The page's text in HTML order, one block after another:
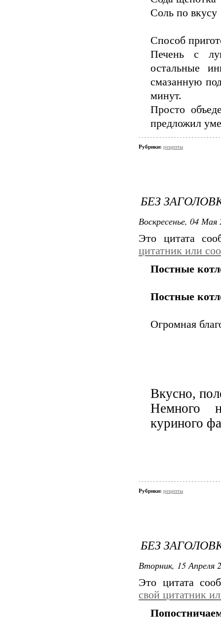
Соль по вкусу
Способ
Печень с
остальные
смазанную
минут.
Просто
предложил
Рубрики: рецепты
БЕЗ
Воскресенье, 04
Это цитата
цитатник или
Постные
Постные
Огромная
Вкусно,
Немного
куриного
Рубрики: рецепты
БЕЗ
Вторник, 15 Апреля
Это цитата
свой цитатник